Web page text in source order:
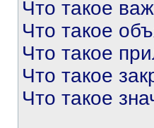
Что такое
Что такое
Что такое
Что такое
Что такое